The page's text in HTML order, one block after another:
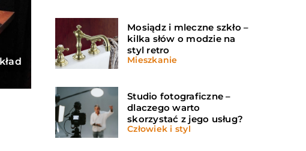
Mosiądz i mleczne szkło –
kilka słów o modzie na
styl retro
Mieszkanie
Studio fotograficzne –
dlaczego warto
skorzystać z jego usług?
Człowiek i styl